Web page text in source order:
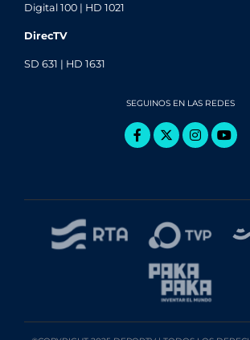
Digital 100 | HD 1021
DirecTV
SD 631 | HD 1631
SEGUINOS EN LAS REDES